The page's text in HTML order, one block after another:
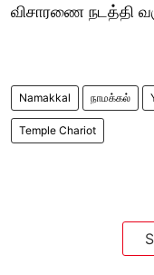
விசாரணை நடத்தி
Namakkal நாமக்கல்
Temple Chariot